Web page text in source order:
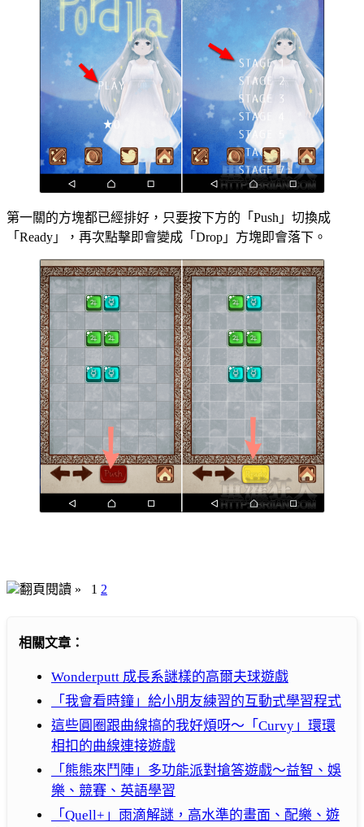
第一關的方塊都已經排好，只要按下方的「Push」切換成
「Ready」，再次點擊即會變成「Drop」方塊即會落下。
翻頁閱讀 » 1 2
相關文章：
Wonderputt 成長系謎樣的高爾夫球遊戲
「我會看時鐘」給小朋友練習的互動式學習程式
這些圓圈跟曲線搞的我好煩呀～「Curvy」環環
相扣的曲線連接遊戲
「熊熊來鬥陣」多功能派對搶答遊戲～益智、娛
樂、競賽、英語學習
「Quell+」雨滴解謎，高水準的畫面、配樂、遊